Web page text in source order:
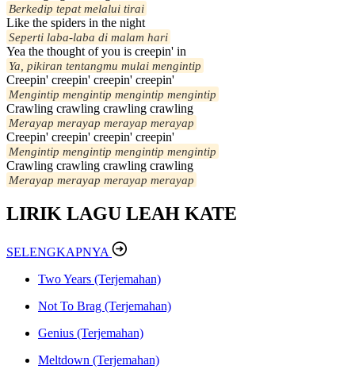
Berkedip tepat melalui tirai
Like the spiders in the night
Seperti laba-laba di malam hari
Yea the thought of you is creepin' in
Ya, pikiran tentangmu mulai mengintip
Creepin' creepin' creepin' creepin'
Mengintip mengintip mengintip mengintip
Crawling crawling crawling crawling
Merayap merayap merayap merayap
Creepin' creepin' creepin' creepin'
Mengintip mengintip mengintip mengintip
Crawling crawling crawling crawling
Merayap merayap merayap merayap
LIRIK LAGU LEAH KATE
SELENGKAPNYA
Two Years (Terjemahan)
Not To Brag (Terjemahan)
Genius (Terjemahan)
Meltdown (Terjemahan)